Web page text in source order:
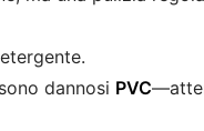
dannosi PVC